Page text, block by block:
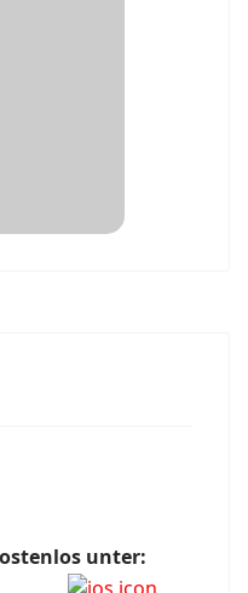
unter: